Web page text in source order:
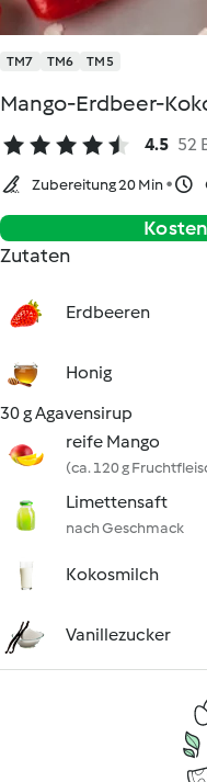
TM7 TM6 TM5
Mango-Erdbeer-
4.5 52
Zubereitung 20 Min
Zutaten
Erdbeeren
Honig
30 g Agavensirup
reife Mango
(ca. 120 g
Limettensaft
nach Geschmack
Kokosmilch
Vanillezucker